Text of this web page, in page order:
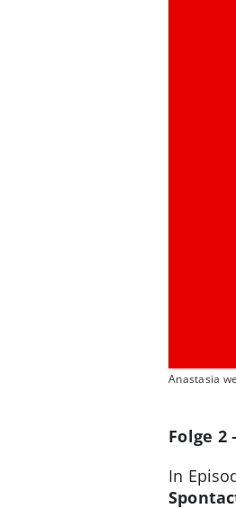
Anastasia
Folge 2
In